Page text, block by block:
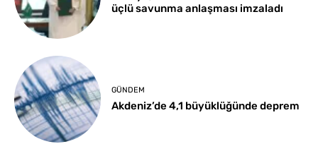
üçlü savunma anlaşması imzaladı
GÜNDEM
Akdeniz’de 4,1 büyüklüğünde deprem